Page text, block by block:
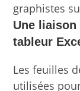
graphistes
Une liaison
tableur
Les feuilles
utilisées